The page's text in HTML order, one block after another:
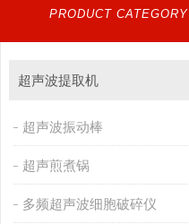
PRODUCT CATEGORY
超声波提取机
超声波振动棒
超声煎煮锅
多频超声波细胞破碎仪